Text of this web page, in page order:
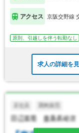
アクセス 京阪交野線
原則、引越しを伴う転勤なし
求人の詳細を